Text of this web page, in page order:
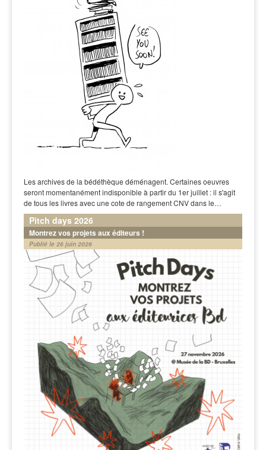
Les archives de la bédéthèque déménagent. Certaines oeuvres
seront momentanément indisponible à partir du 1er juillet : il s'agit
de tous les livres avec une cote de rangement CNV dans le…
Pitch days 2026
Montrez vos projets aux éditeurs !
Publié le 26 juin 2026